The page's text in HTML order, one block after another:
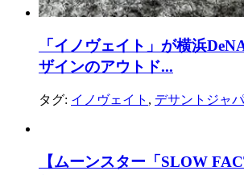
「イノヴェイト」が横浜
ザインのアウトド...
タグ: イノヴェイト , デサントジャ
【ムーンスター「SLOW